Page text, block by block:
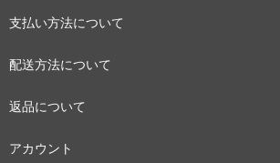
支払い方法について
配送方法について
返品について
アカウント